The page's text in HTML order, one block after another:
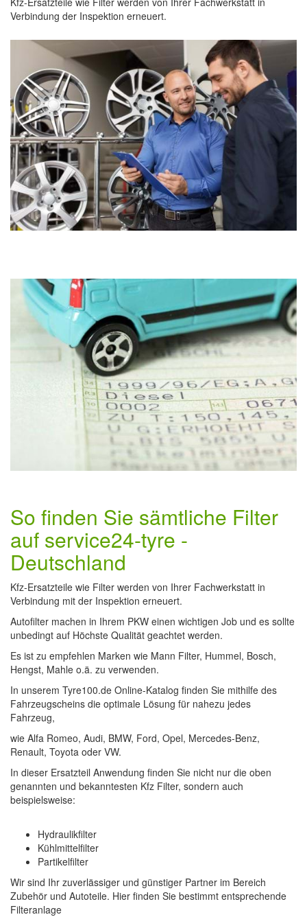
Verbindung der Inspektion erneuert.
So finden Sie sämtliche Filter
auf service24-tyre -
Deutschland
Kfz-Ersatzteile wie Filter werden von Ihrer Fachwerkstatt in
Verbindung mit der Inspektion erneuert.
Autofilter machen in Ihrem PKW einen wichtigen Job und es sollte
unbedingt auf Höchste Qualität geachtet werden.
Es ist zu empfehlen Marken wie Mann Filter, Hummel, Bosch,
Hengst, Mahle o.ä. zu verwenden.
In unserem Tyre100.de Online-Katalog finden Sie mithilfe des
Fahrzeugscheins die optimale Lösung für nahezu jedes
Fahrzeug,
wie Alfa Romeo, Audi, BMW, Ford, Opel, Mercedes-Benz,
Renault, Toyota oder VW.
In dieser Ersatzteil Anwendung finden Sie nicht nur die oben
genannten und bekanntesten Kfz Filter, sondern auch
beispielsweise:
Hydraulikfilter
Kühlmittelfilter
Partikelfilter
Wir sind Ihr zuverlässiger und günstiger Partner im Bereich
Zubehör und Autoteile. Hier finden Sie bestimmt entsprechende
Filteranlage